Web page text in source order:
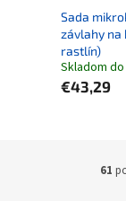
Sada
závlahy na
rastlín)
Skladom
€43,29
61